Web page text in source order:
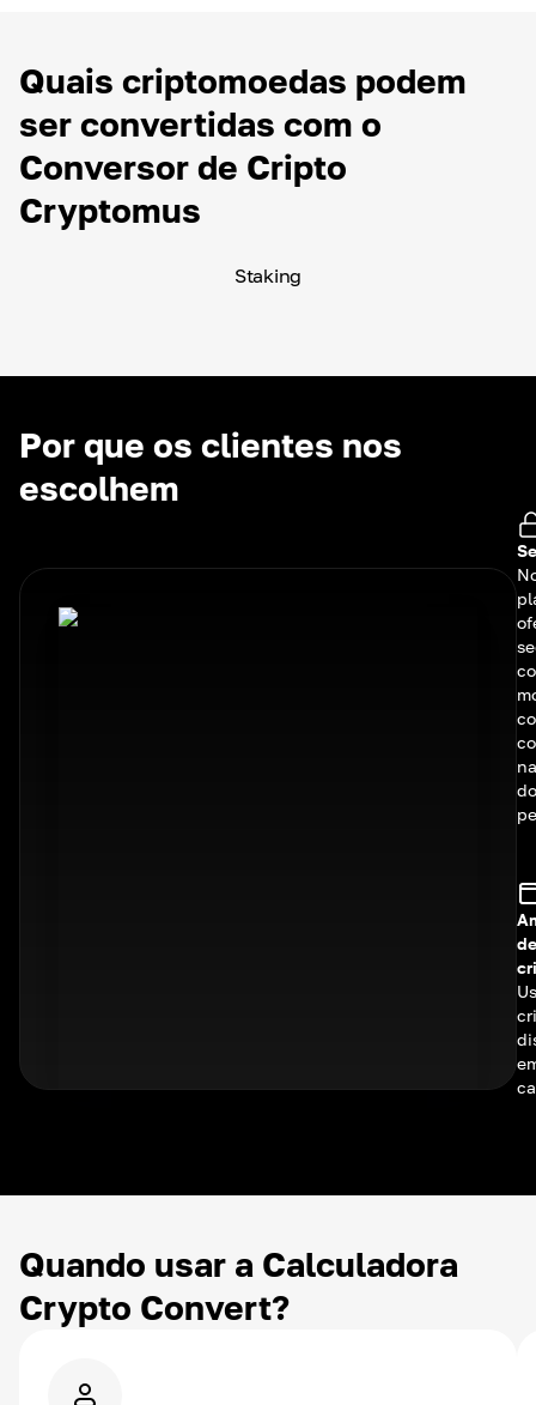
Quais criptomoedas podem
ser convertidas com o
Conversor de Cripto
Cryptomus
Staking
Por que os clientes nos
escolhem
de
Quando usar a Calculadora
Crypto Convert?